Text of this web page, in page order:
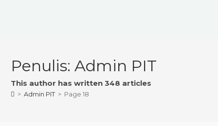
Penulis:Admin PIT
This author has written 348 articles
> Admin PIT > Page 18